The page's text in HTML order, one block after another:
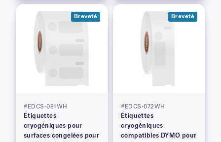
Breveté
#EDCS-081WH
Étiquettes
cryogéniques pour
surfaces congelées pour
Breveté
#EDCS-072WH
Étiquettes
cryogéniques
compatibles DYMO pour